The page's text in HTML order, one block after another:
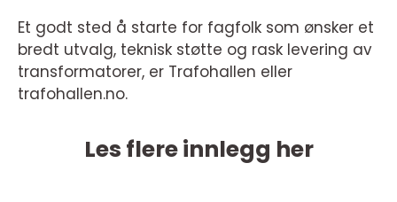
Et godt sted å starte for fagfolk som ønsker et
bredt utvalg, teknisk støtte og rask levering av
transformatorer, er Trafohallen eller
trafohallen.no.
Les flere innlegg her